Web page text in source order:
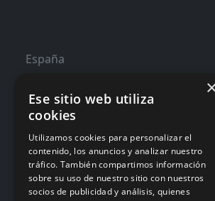
España
Suscribete a nuestro
Te informaremos de ofertas y
Email
Ese sitio web utiliza
cookies
Utilizamos cookies para personalizar el
contenido, los anuncios y analizar nuestro
tráfico. También compartimos información
sobre su uso de nuestro sitio con nuestros
socios de publicidad y análisis, quienes